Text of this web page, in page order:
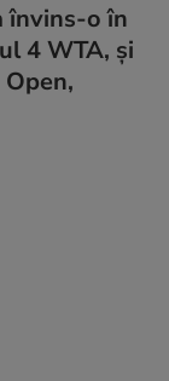
învins-o în
4 WTA, și